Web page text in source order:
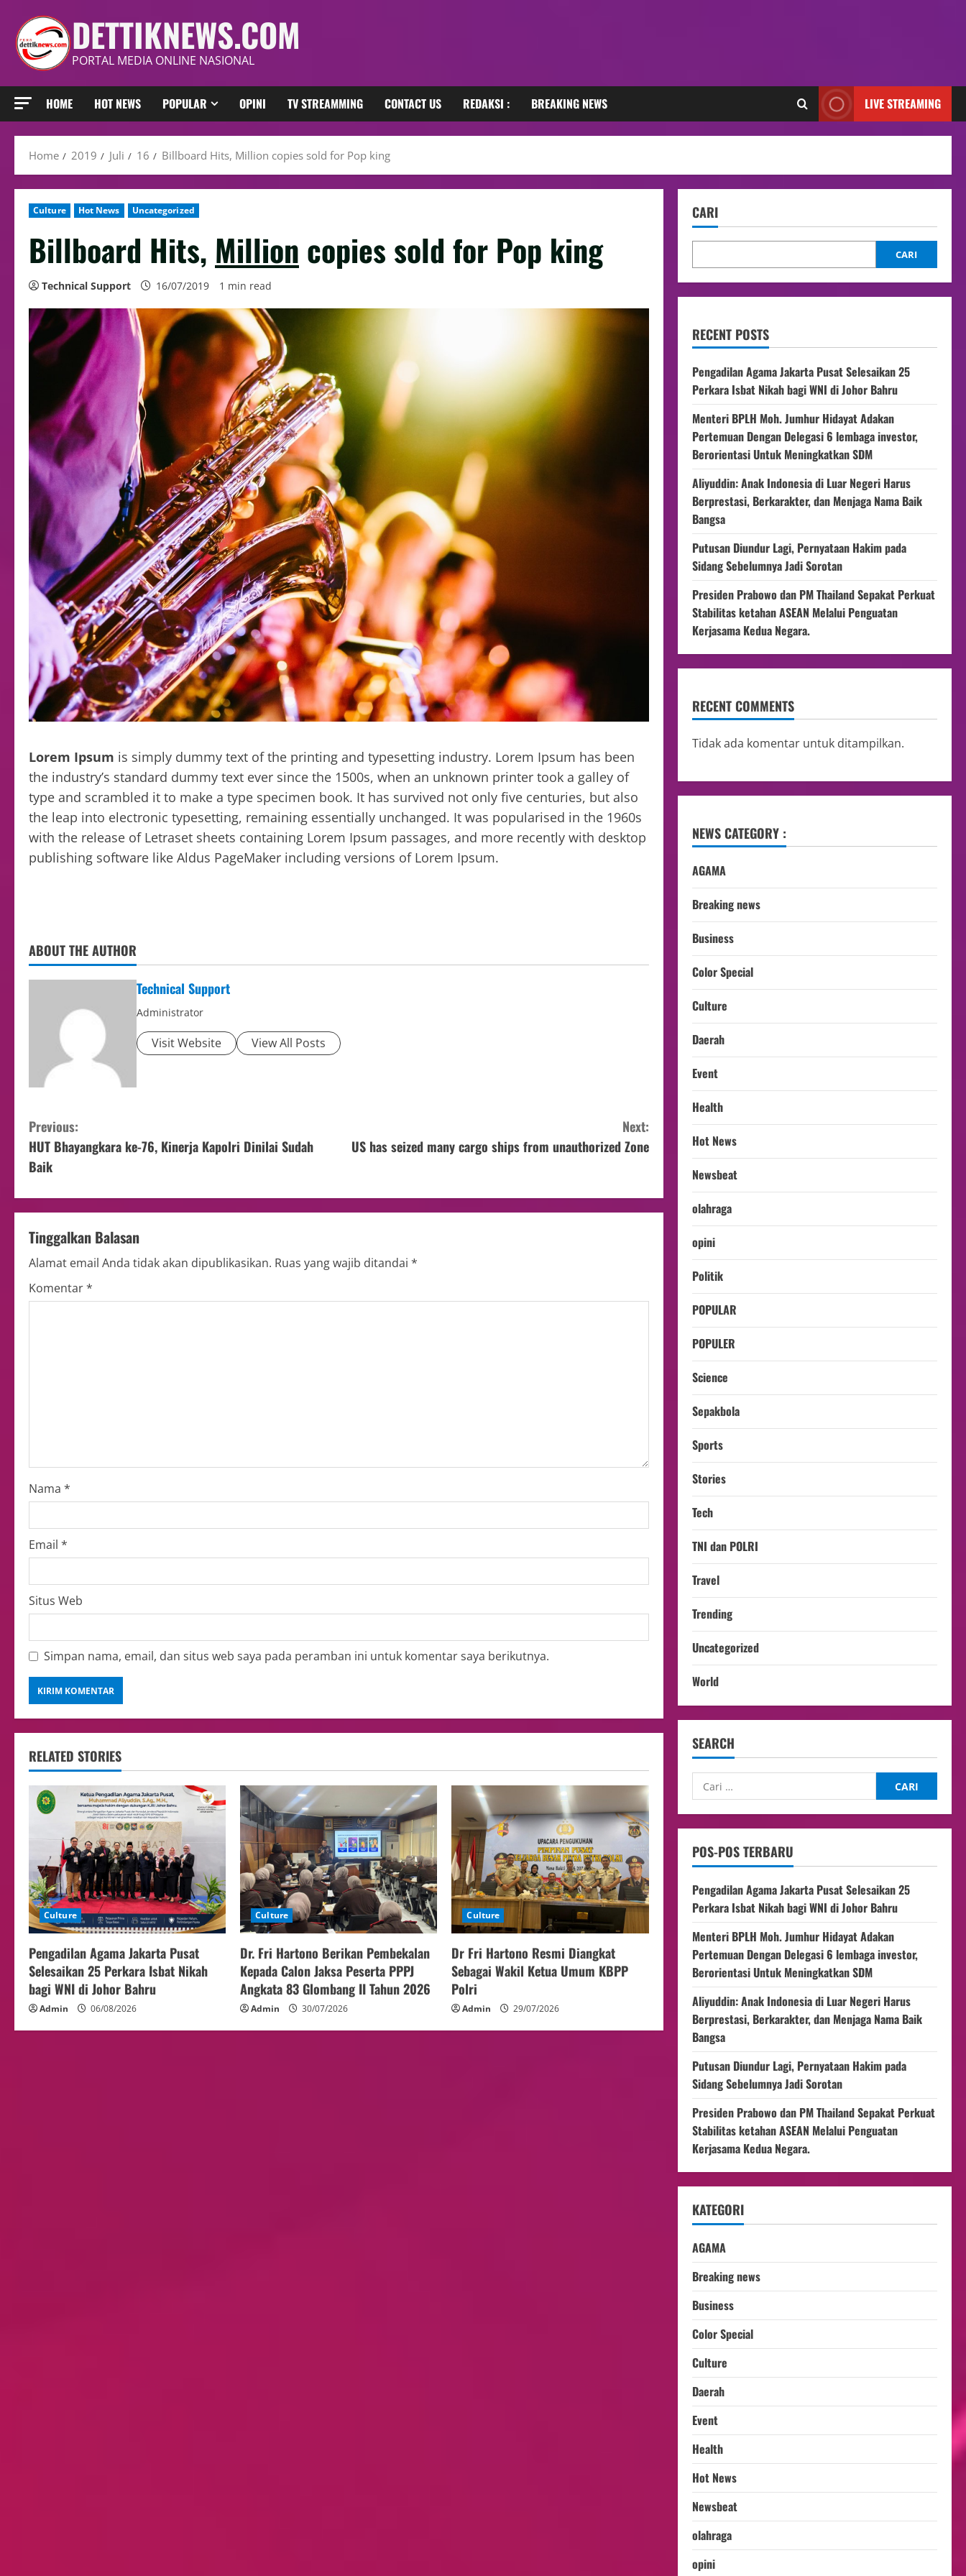
DETTIKNEWS.COM
PORTAL MEDIA ONLINE NASIONAL
HOME HOT NEWS POPULAR OPINI TV STREAMMING CONTACT US REDAKSI : BREAKING NEWS LIVE STREAMING
Home 2019 Juli 16 Billboard Hits, Million copies sold for Pop king
Culture Hot News Uncategorized
Billboard Hits, Million copies sold for Pop king
Technical Support 16/07/2019 1 min read
Lorem Ipsum is simply dummy text of the printing and typesetting industry. Lorem Ipsum has been
the industry’s standard dummy text ever since the 1500s, when an unknown printer took a galley of
type and scrambled it to make a type specimen book. It has survived not only five centuries, but also
the leap into electronic typesetting, remaining essentially unchanged. It was popularised in the 1960s
with the release of Letraset sheets containing Lorem Ipsum passages, and more recently with desktop
publishing software like Aldus PageMaker including versions of Lorem Ipsum.
ABOUT THE AUTHOR
Technical Support
Administrator
Visit Website View All Posts
Previous:
HUT Bhayangkara ke-76, Kinerja Kapolri Dinilai Sudah
Baik
Next:
US has seized many cargo ships from unauthorized Zone
Tinggalkan Balasan
Alamat email Anda tidak akan dipublikasikan. Ruas yang wajib ditandai *
Komentar*
Nama *
Email *
Situs Web
Simpan nama, email, dan situs web saya pada peramban ini untuk komentar saya berikutnya.
RELATED STORIES
Culture
Pengadilan Agama Jakarta Pusat
Selesaikan 25 Perkara Isbat Nikah
bagi WNI di Johor Bahru
Admin 06/08/2026
Culture
Dr. Fri Hartono Berikan Pembekalan
Kepada Calon Jaksa Peserta PPPJ
Angkata 83 Glombang II Tahun 2026
Admin 30/07/2026
Culture
Dr Fri Hartono Resmi Diangkat
Sebagai Wakil Ketua Umum KBPP
Polri
Admin 29/07/2026
CARI
CARI
RECENT POSTS
Pengadilan Agama Jakarta Pusat Selesaikan 25
Perkara Isbat Nikah bagi WNI di Johor Bahru
Menteri BPLH Moh. Jumhur Hidayat Adakan
Pertemuan Dengan Delegasi 6 lembaga investor,
Berorientasi Untuk Meningkatkan SDM
Aliyuddin: Anak Indonesia di Luar Negeri Harus
Berprestasi, Berkarakter, dan Menjaga Nama Baik
Bangsa
Putusan Diundur Lagi, Pernyataan Hakim pada
Sidang Sebelumnya Jadi Sorotan
Presiden Prabowo dan PM Thailand Sepakat Perkuat
Stabilitas ketahan ASEAN Melalui Penguatan
Kerjasama Kedua Negara.
RECENT COMMENTS
Tidak ada komentar untuk ditampilkan.
NEWS CATEGORY :
AGAMA
Breaking news
Business
Color Special
Culture
Daerah
Event
Health
Hot News
Newsbeat
olahraga
opini
Politik
POPULAR
POPULER
Science
Sepakbola
Sports
Stories
Tech
TNI dan POLRI
Travel
Trending
Uncategorized
World
SEARCH
POS-POS TERBARU
Pengadilan Agama Jakarta Pusat Selesaikan 25
Perkara Isbat Nikah bagi WNI di Johor Bahru
Menteri BPLH Moh. Jumhur Hidayat Adakan
Pertemuan Dengan Delegasi 6 lembaga investor,
Berorientasi Untuk Meningkatkan SDM
Aliyuddin: Anak Indonesia di Luar Negeri Harus
Berprestasi, Berkarakter, dan Menjaga Nama Baik
Bangsa
Putusan Diundur Lagi, Pernyataan Hakim pada
Sidang Sebelumnya Jadi Sorotan
Presiden Prabowo dan PM Thailand Sepakat Perkuat
Stabilitas ketahan ASEAN Melalui Penguatan
Kerjasama Kedua Negara.
KATEGORI
AGAMA
Breaking news
Business
Color Special
Culture
Daerah
Event
Health
Hot News
Newsbeat
olahraga
opini